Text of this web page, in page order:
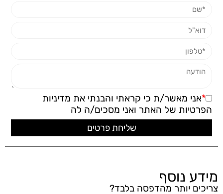
*אני מאשר/ת כי קראתי והבנתי את מדיניות
הפרטיות של האתר ואני מסכים/ה לה
מידע נוסף
צריכים יותר מהדפסה בלבד?